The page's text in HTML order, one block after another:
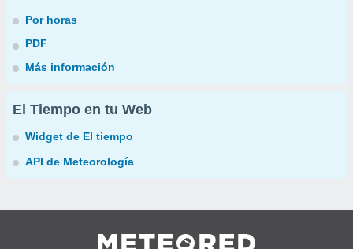
Por horas
PDF
Más información
El Tiempo en tu Web
Widget de El tiempo
API de Meteorología